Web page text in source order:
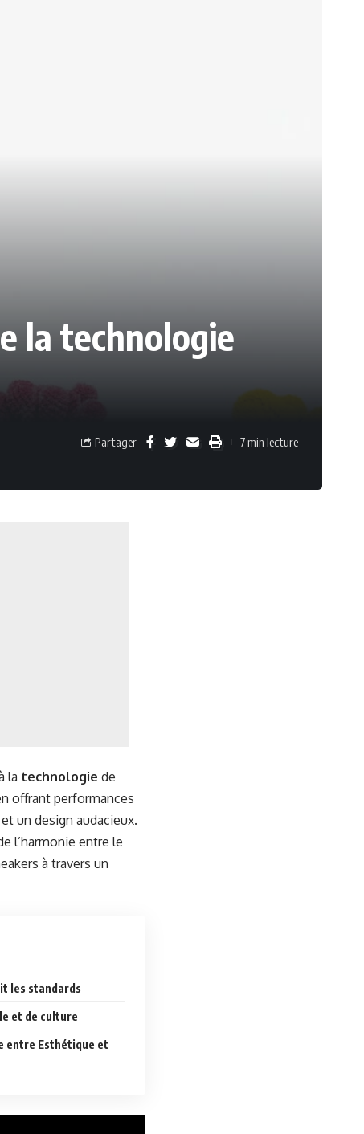
la technologie
Partager 7 min lecture
la technologie de
offrant performances
un design audacieux.
l’harmonie entre le
à travers un
les standards
et de culture
entre Esthétique et